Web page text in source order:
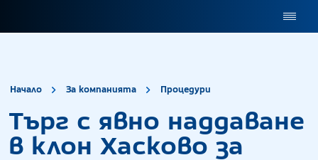
Начало За компанията Процедури
Търг с явно наддаване
в клон Хасково за